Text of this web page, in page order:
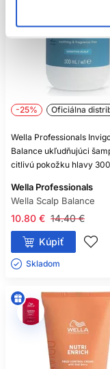
-25% Oficiálna
Wella Professionals
Balance ukľudňujúci
citlivú pokožku hlavy
Wella Professionals
Wella Scalp Balance
14.40 €
10.80 €
Kúpiť
Skladom ㅤ